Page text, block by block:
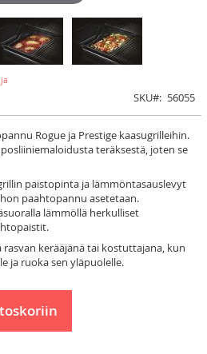
SKU 56055
Rogue ja Prestige kaasugrilleihin.
teräksestä, joten se
paistopinta ja lämmöntasauslevyt
paahtopannu asetetaan.
lämmöllä herkulliset
kerääjänä tai kostuttajana, kun
ja ruoka sen yläpuolelle.